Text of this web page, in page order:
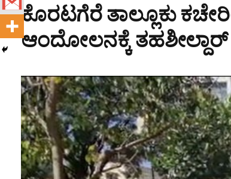
ಕೊರಟಗೆರೆ ತಾಲ್ಲೂಕು
ಆಂದೋಲನಕ್ಕೆ